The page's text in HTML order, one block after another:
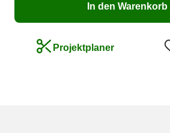
In den Warenkorb
Projektplaner